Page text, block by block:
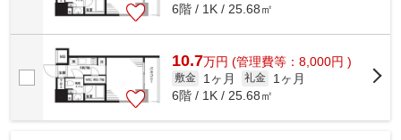
6階 / 1K / 25.68㎡
10.7万円 (管理費等：8,000円 )
敷金 1ヶ月 礼金
1ヶ月
6階 / 1K / 25.68㎡